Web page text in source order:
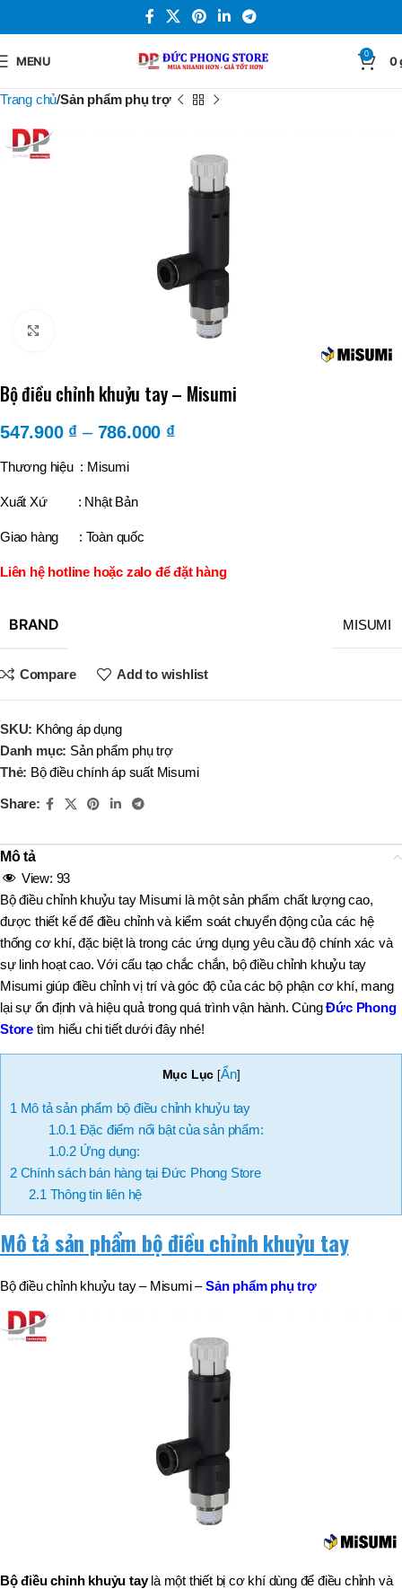
MENU 0 0
Trang chủ Sản phẩm phụ trợ
Bộ điều chỉnh khuỷu tay – Misumi
547.900 ₫ – 786.000 ₫
Thương hiệu : Misumi
Xuất Xứ : Nhật Bản
Giao hàng : Toàn quốc
Liên hệ hotline hoặc zalo để đặt hàng
BRAND MISUMI
Compare Add to wishlist
SKU: Không áp dụng
Danh mục: Sản phẩm phụ trợ
Thẻ: Bộ điều chính áp suất Misumi
Share:
Mô tả
View: 93
Bộ điều chỉnh khuỷu tay Misumi là một sản phẩm chất lượng cao,
được thiết kế để điều chỉnh và kiểm soát chuyển động của các hệ
thống cơ khí, đặc biệt là trong các ứng dụng yêu cầu độ chính xác và
sự linh hoạt cao. Với cấu tạo chắc chắn, bộ điều chỉnh khuỷu tay
Misumi giúp điều chỉnh vị trí và góc độ của các bộ phận cơ khí, mang
lại sự ổn định và hiệu quả trong quá trình vận hành. CùngĐức Phong
Store tìm hiểu chi tiết dưới đây nhé!
Mục Lục [Ẩn]
1 Mô tả sản phẩm bộ điều chỉnh khuỷu tay
1.0.1 Đặc điểm nổi bật của sản phẩm:
1.0.2Ứng dụng:
2Chính sách bán hàng tại Đức Phong Store
2.1 Thông tin liên hệ
Mô tả sản phẩm bộ điều chỉnh khuỷu tay
Bộ điều chỉnh khuỷu tay – Misumi –Sản phẩm phụ trợ
Bộ điều chỉnh khuỷu taylà một thiết bị cơ khí dùng để điều chỉnh và